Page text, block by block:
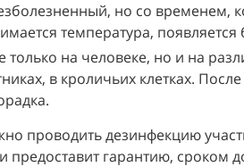
но со временем,
температура,
только на человеке, но и на
в кроличьих клетках.
проводить дезинфекцию
гарантию, сроком